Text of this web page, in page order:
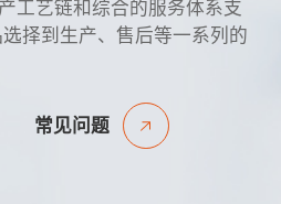
工艺链和综合的服务体系支
择到生产、售后等一系列的
常见问题